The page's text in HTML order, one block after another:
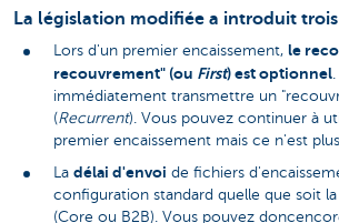
La législation modifiée a introduit
Lors d'un premier encaissement, le
recouvrement" (ou First) est optionnel
immédiatement transmettre un
(Recurrent). Vous pouvez continuer à
premier encaissement mais ce n'est
La délai d'envoi de fichiers
configuration standard quelle que soit
(Core ou B2B). Vous pouvez